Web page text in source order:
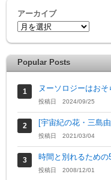
アーカイブ
Popular Posts
ヌーソロジーはお
投稿日 2024/09/25
[宇宙紀の花・三島
投稿日 2021/03/04
時間と別れるための
投稿日 2008/12/01